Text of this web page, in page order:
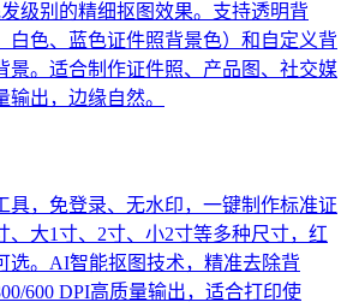
级别的精细抠图效果。支持透明背
白色、蓝色证件照背景色）和自定义背
景。适合制作证件照、产品图、社交媒
出，边缘自然。
具，免登录、无水印，一键制作标准证
、大1寸、2寸、小2寸等多种尺寸，红
选。AI智能抠图技术，精准去除背
600 DPI高质量输出，适合打印使